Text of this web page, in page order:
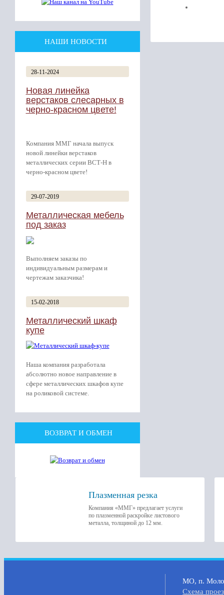
НАШИ НОВОСТИ
28-11-2024
Новая линейка
верстаков слесарных в
черно-красном цвете!
Компания ММГ начала выпуск
новой линейки верстаков
металлических серии ВСТ-Н в
черно-красном цвете!
29-07-2019
Металлическая мебель
под заказ
Выполняем заказы по
индивидуальным размерам и
чертежам заказчика!
15-02-2018
Металлический шкаф
купе
Наша компания разработала
абсолютно новое направление в
сфере металлических шкафов купе
на роликовой системе.
ВОЗВРАТ И ОБМЕН
Плазменная резка
Компания «ММГ» предлагает услуги
по плазменной раскройке листового
металла, толщиной до 12 мм.
МО, п.
Cхема